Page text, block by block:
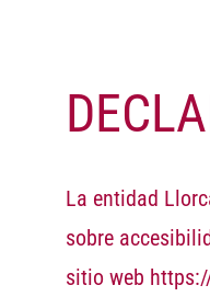
La entidad
sobre
sitio web